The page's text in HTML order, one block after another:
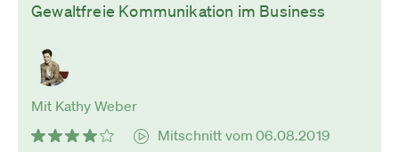
Gewaltfreie Kommunikation im Business
Mit Kathy Weber
Mitschnitt vom 06.08.2019